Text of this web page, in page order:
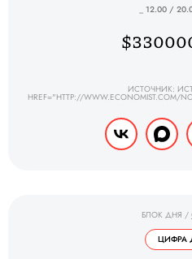
_ 12.00 /
ИСТОЧНИК:
HREF="HTTP://WWW.ECONOMIST.COM/
БЛОК ДНЯ /
ЦИФРА